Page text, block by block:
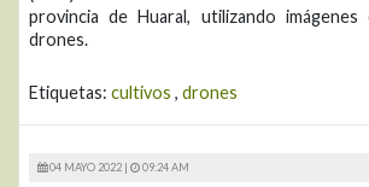
provincia de Huaral, utilizando imágenes
drones.
Etiquetas: cultivos , drones
04 MAYO 2022 | 09:24 AM